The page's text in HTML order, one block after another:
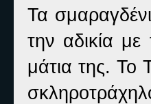
Τα
την αδικία
μάτια της. Το